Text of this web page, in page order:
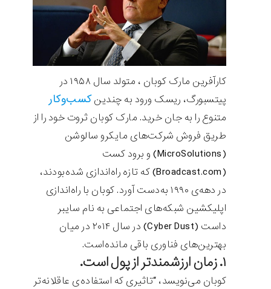
کارآفرین مارک کوبان ، متولد سال ۱۹۵۸ در
پیتسبورگ، ریسک ورود به چندینکسب‌وکار
متنوع را به جان خرید. مارک کوبان ثروت خود را از
طریق فروش شرکت‌های مایکرو سالوشن
(MicroSolutions) و برود کست
(Broadcast.com) که تازه راه‌اندازی شده‌بودند،
در دهه‌‌ی ۱۹۹۰ به‌دست آورد. کوبان با راه‌اندازی
اپلیکشین شبکه‌های اجتماعی به نام سایبر
داست (Cyber Dust) در سال ۲۰۱۴ در میان
بهترین‌های فناوری باقی مانده‌است.
۱. زمان ارزشمندتر از پول است.
کوبان می‌نویسد، “تاثیری که استفاده‌ی عاقلانه‌تر